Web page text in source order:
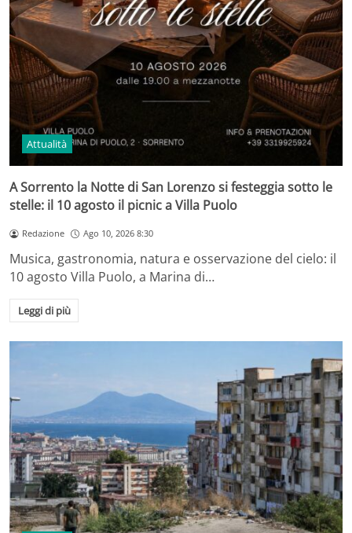
Attualità
A Sorrento la Notte di San Lorenzo si festeggia sotto le
stelle: il 10 agosto il picnic a Villa Puolo
Redazione Ago 10, 2026 8:30
Musica, gastronomia, natura e osservazione del cielo: il
10 agosto Villa Puolo, a Marina di…
Leggi di più